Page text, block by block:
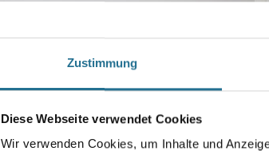
Zustimmung
Diese Webseite verwendet Cookies
Wir verwenden Cookies, um Inhalte und